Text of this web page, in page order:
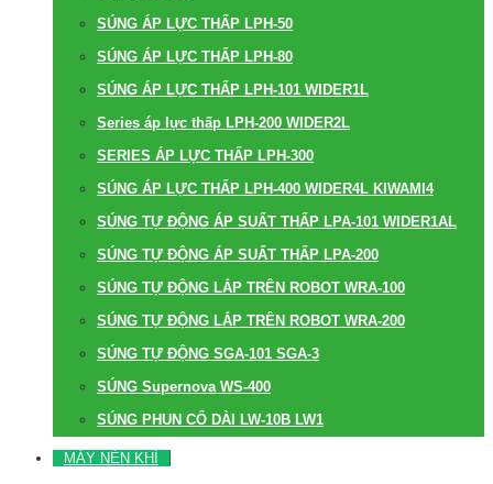
SÚNG ÁP LỰC THẤP LPH-50
SÚNG ÁP LỰC THẤP LPH-80
SÚNG ÁP LỰC THẤP LPH-101 WIDER1L
Series áp lực thấp LPH-200 WIDER2L
SERIES ÁP LỰC THẤP LPH-300
SÚNG ÁP LỰC THẤP LPH-400 WIDER4L KIWAMI4
SÚNG TỰ ĐỘNG ÁP SUẤT THẤP LPA-101 WIDER1AL
SÚNG TỰ ĐỘNG ÁP SUẤT THẤP LPA-200
SÚNG TỰ ĐỘNG LẮP TRÊN ROBOT WRA-100
SÚNG TỰ ĐỘNG LẮP TRÊN ROBOT WRA-200
SÚNG TỰ ĐỘNG SGA-101 SGA-3
SÚNG Supernova WS-400
SÚNG PHUN CỔ DÀI LW-10B LW1
MÁY NÉN KHÍ